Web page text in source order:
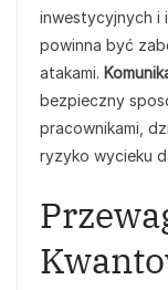
inwestycyjnych i
powinna być
atakami.
bezpieczny
pracownikami,
ryzyko wycieku